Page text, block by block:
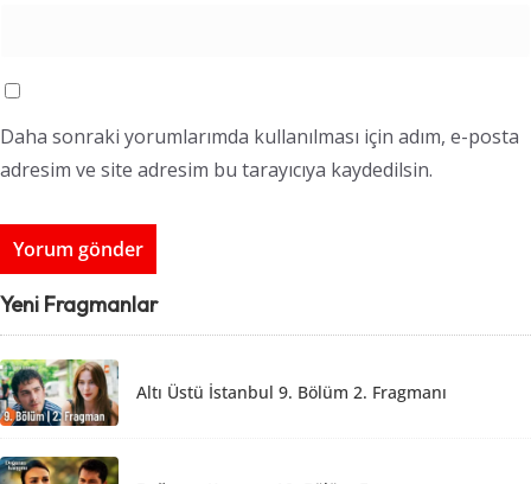
Daha sonraki yorumlarımda kullanılması için adım, e-posta
adresim ve site adresim bu tarayıcıya kaydedilsin.
Yeni Fragmanlar
Altı Üstü İstanbul 9. Bölüm 2. Fragmanı